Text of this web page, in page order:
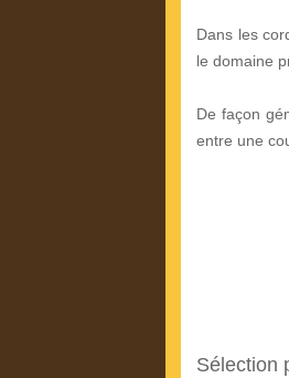
Dans les
le domaine
De façon
entre une
Sélection